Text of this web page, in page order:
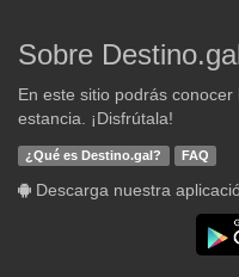
Sobre
En este sitio podrás
estancia. ¡Disfrútala!
¿Qué es Destino.gal? FAQ
Descarga nuestra